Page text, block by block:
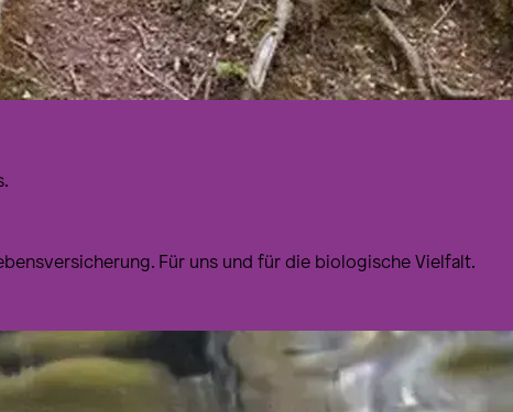
Für uns und für die biologische Vielfalt.